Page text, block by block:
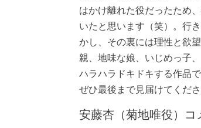
はかけ離れた役だったため
いたと思います（笑）。行
かし、その裏には理性と欲
親、地味な娘、いじめっ子
ハラハラドキドキする作品
ぜひ最後まで見届けてくださ
安藤杏（菊地唯役）コ